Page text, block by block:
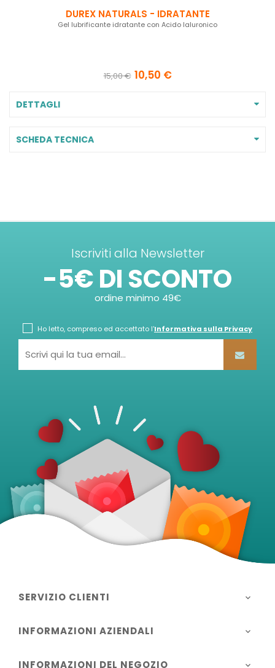
DUREX NATURALS - IDRATANTE
Gel lubrificante idratante con Acido Ialuronico
15,00 € 10,50 €
DETTAGLI
SCHEDA TECNICA
Iscriviti alla Newsletter
-5€ DI SCONTO
ordine minimo 49€
Ho letto, compreso ed accettato l'Informativa sulla Privacy
SERVIZIO CLIENTI 
INFORMAZIONI AZIENDALI 
INFORMAZIONI DEL NEGOZIO 